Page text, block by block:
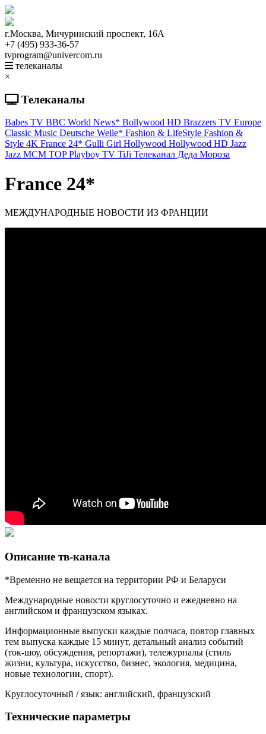
г.Москва, Мичуринский проспект, 16А
+7 (495) 933-36-57
tvprogram@univercom.ru
телеканалы
×
Телеканалы
Babes TV BBC World News* Bollywood HD Brazzers TV Europe
Classic Music Deutsche Welle* Fashion & LifeStyle Fashion &
Style 4K France 24* Gulli Girl Hollywood Hollywood HD Jazz
Jazz MCM TOPPlayboy TV TiJi Телеканал Деда Мороза
France 24*
МЕЖДУНАРОДНЫЕ НОВОСТИ ИЗ ФРАНЦИИ
Описание тв-канала
*Временно не вещается на территории РФ и Беларуси
Международные новости круглосуточно и ежедневно на
английском и французском языках.
Информационные выпуски каждые полчаса, повтор главных
тем выпуска каждые 15 минут, детальный анализ событий
(ток-шоу, обсуждения, репортажи), тележурналы (стиль
жизни, культура, искусство, бизнес, экология, медицина,
новые технологии, спорт).
Круглосуточный / язык: английский, французский
Технические параметры